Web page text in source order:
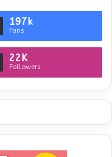
197k
Fans
22K
Followers